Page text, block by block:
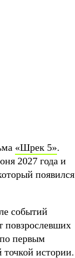
«Шрек 5».
2027 года и
появился
событий
первым
точкой истории.